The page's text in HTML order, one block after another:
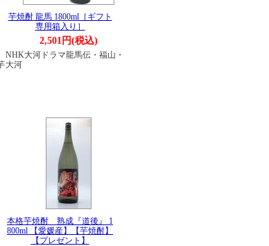
芋焼酎 龍馬 1800ml［ギフト
専用箱入り］
2,501円(税込)
NHK大河ドラマ龍馬伝・福山・
大河
本格芋焼酎 熟成『道後』 1
800ml 【愛媛産】【芋焼酎】
【プレゼント】